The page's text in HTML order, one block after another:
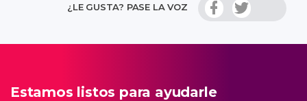
¿LE GUSTA? PASE LA VOZ
Estamos listos para ayudarle